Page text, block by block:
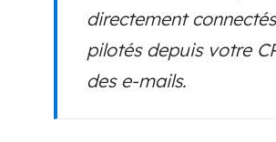
directement
pilotés depuis votre
des e-mails.